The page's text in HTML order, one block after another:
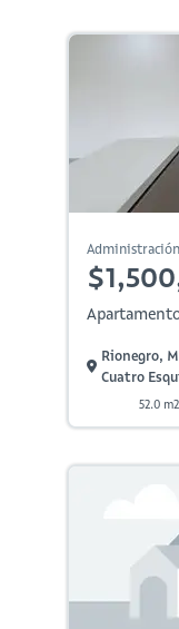
Rionegro,
Cuatro
52.0 m2